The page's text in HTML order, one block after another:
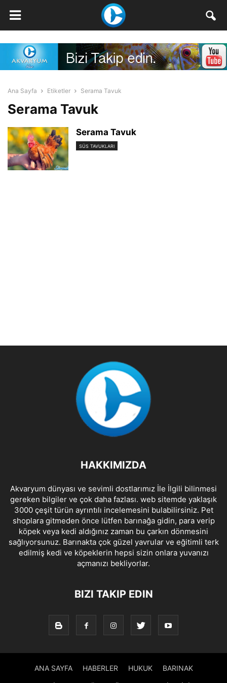
Ana Sayfa Etiketler Serama Tavuk
Serama Tavuk
Serama Tavuk
SÜS TAVUKLARI
HAKKIMIZDA
Akvaryum dünyası ve sevimli dostlarımız İle İlgili bilinmesi
gereken bilgiler ve çok daha fazlası. web sitemde yaklaşık
3000 çeşit türün ayrıntılı incelemesini bulabilirsiniz. Pet
shoplara gitmeden önce lütfen barınağa gidin, para verip
köpek veya kedi aldığınız zaman bu çarkın dönmesini
sağlıyorsunuz. Barınakta çok güzel yavrular ve eğitimli terk
edilmiş kedi ve köpeklerin hepsi sizin onlara yuvanızı
açmanızı bekliyorlar.
BIZI TAKIP EDIN
ANA SAYFA HABERLER HUKUK BARINAK